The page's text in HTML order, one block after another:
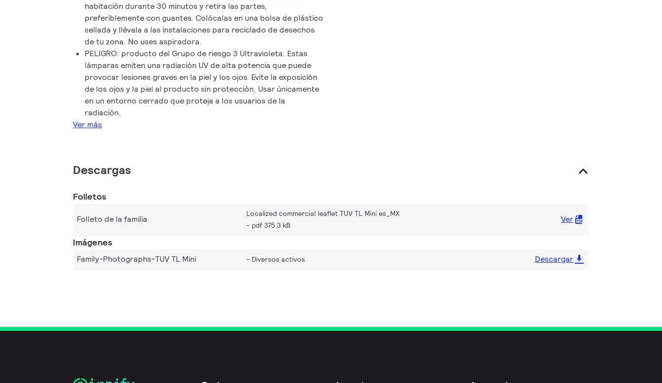
habitación durante 30 minutos y retira las partes,
preferiblemente con guantes. Colócalas en una bolsa de plástico
sellada y llévala a las instalaciones para reciclado de desechos
de tu zona. No uses aspiradora.
PELIGRO: producto del Grupo de riesgo 3 Ultravioleta. Estas
lámparas emiten una radiación UV de alta potencia que puede
provocar lesiones graves en la piel y los ojos. Evite la exposición
de los ojos y la piel al producto sin protección. Usar únicamente
en un entorno cerrado que proteja a los usuarios de la
radiación.
Ver más
Descargas
Folletos
Folleto de la familia
Localized commercial leaflet TUV TL Mini es_MX
pdf 375.3 kB
Ver
Imágenes
Family-Photographs-TUV TL Mini Diversos activos Descargar